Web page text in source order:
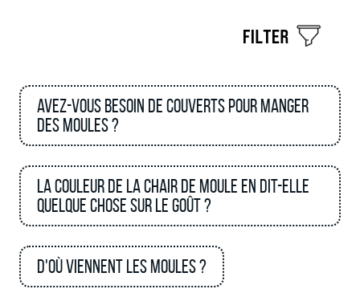
Avez-vous besoin de couverts pour manger
des moules ?
La couleur de la chair de moule en dit-elle
quelque chose sur le goût ?
D'où viennent les moules ?